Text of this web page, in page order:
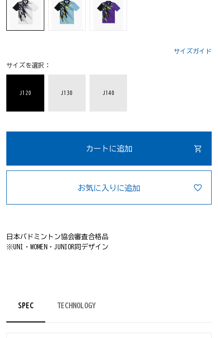
サイズガイド
サイズを選択：
J120 J130 J140
カートに追加
お気に入りに追加
日本バドミントン協会審査合格品
※UNI・WOMEN・JUNIOR同デザイン
SPEC TECHNOLOGY